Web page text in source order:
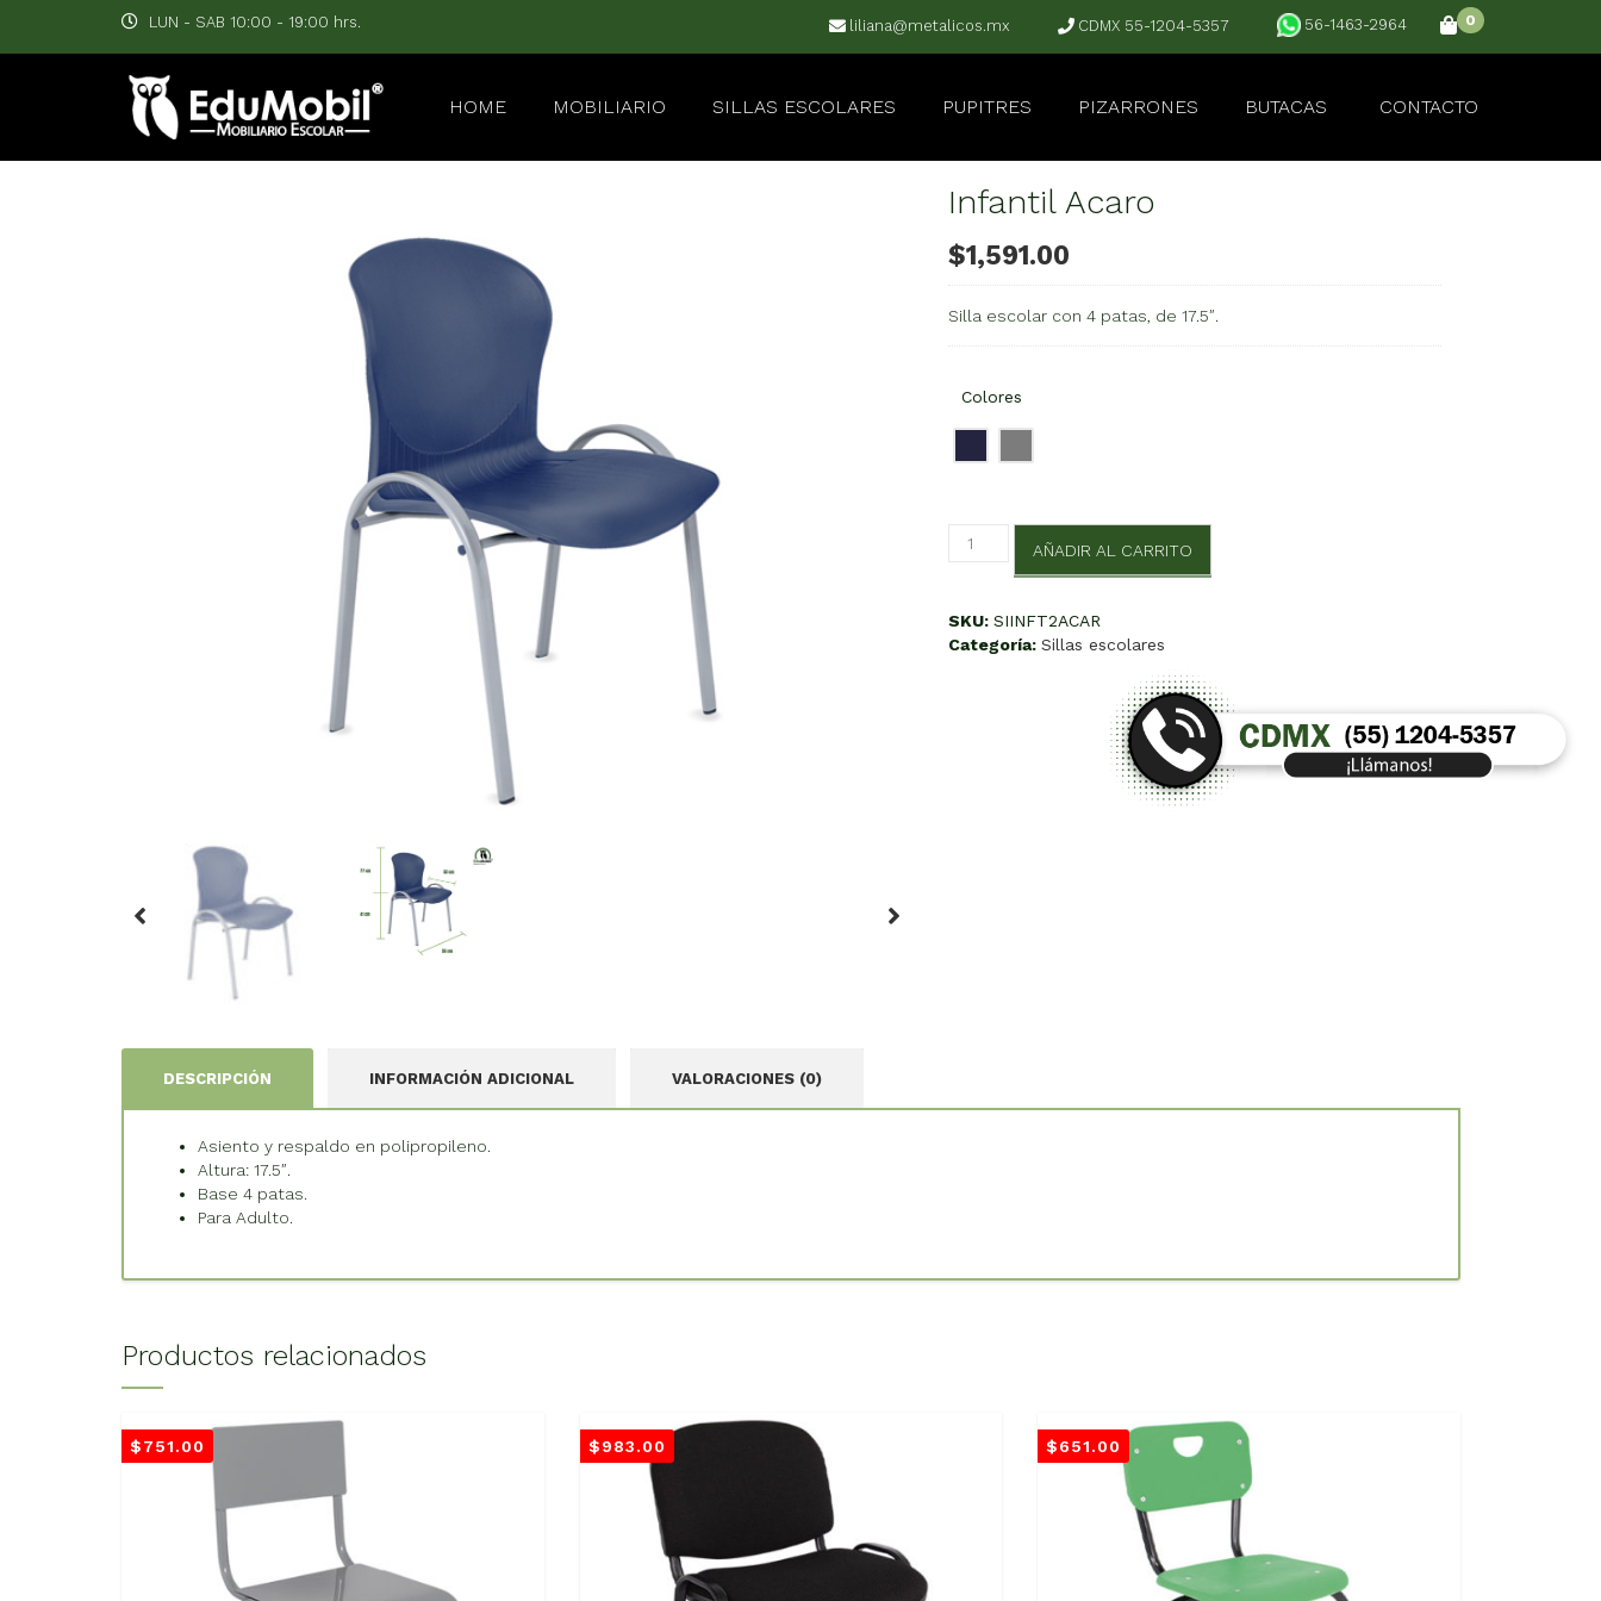
LUN - SAB 10:00 - 19:00 hrs. liliana@metalicos.mx CDMX 55-1204-5357 56-1463-2964 0
HOME MOBILIARIO SILLAS ESCOLARES PUPITRES PIZARRONES BUTACAS CONTACTO
Infantil Acaro
$1,591.00
Silla escolar con 4 patas, de 17.5″.
Colores
Infantil
cantidad
AÑADIR AL CARRITO
SKU:SIINFT2ACAR
Categoría:Sillas escolares
DESCRIPCIÓN INFORMACIÓN ADICIONAL VALORACIONES (0)
Asiento y respaldo en polipropileno.
Altura: 17.5″.
Base 4 patas.
Para Adulto.
Productos relacionados
$751.00 $983.00 $651.00